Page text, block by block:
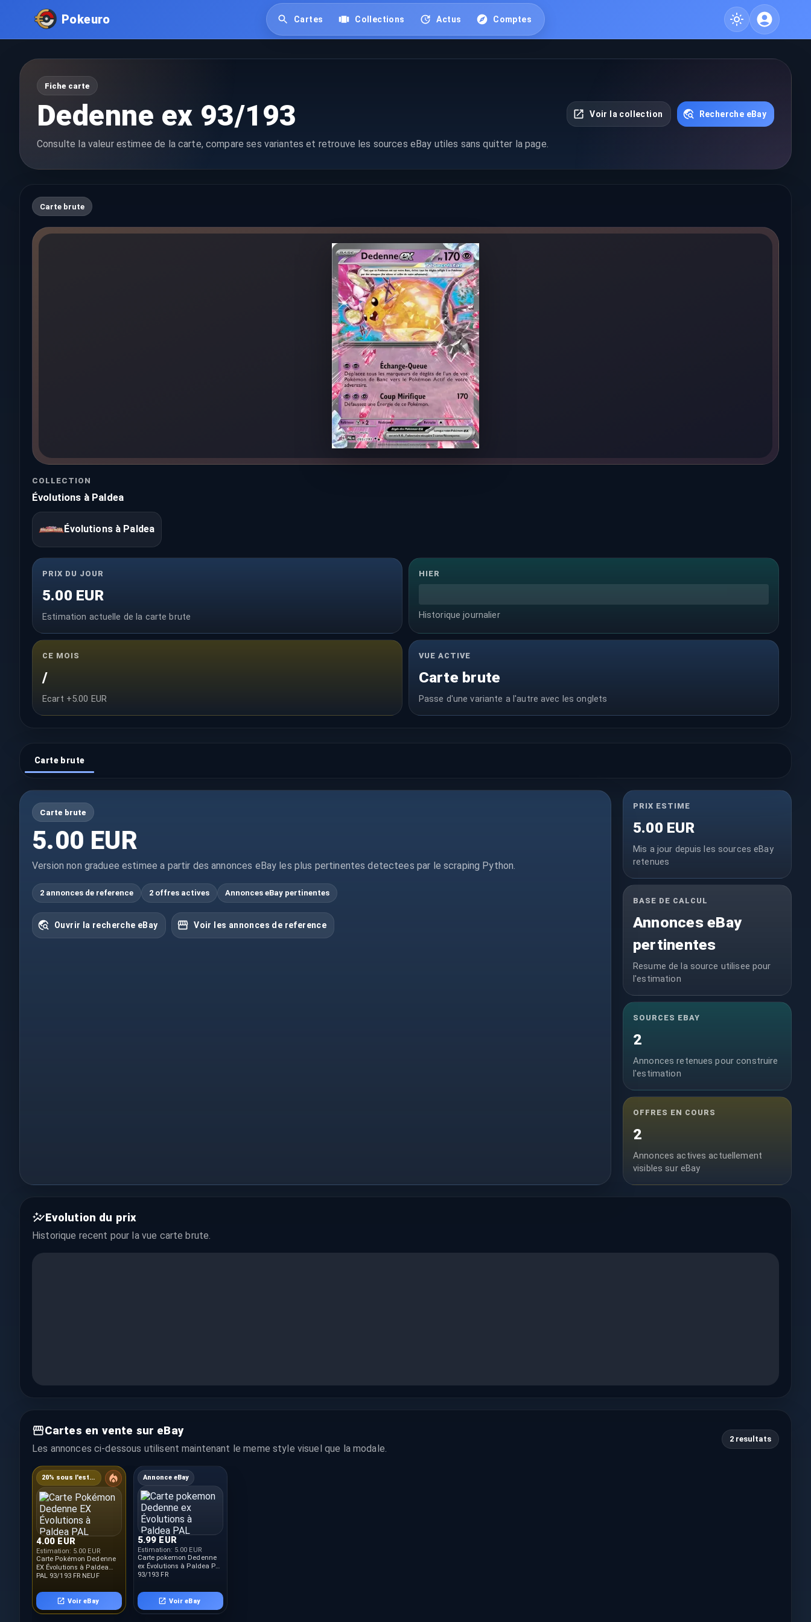
Pokeuro Cartes Collections Actus Comptes
Fiche carte
Dedenne ex 93/193
Consulte la valeur estimee de la carte, compare ses variantes et retrouve les sources eBay utiles sans quitter la page.
Voir la collection Recherche eBay
Carte brute
COLLECTION
Évolutions à Paldea
Évolutions à Paldea
PRIX DU JOUR
5.00 EUR
Estimation actuelle de la carte brute
HIER
Historique journalier
CE MOIS
/
Ecart +5.00 EUR
VUE ACTIVE
Carte brute
Passe d'une variante a l'autre avec les onglets
Carte brute
Carte brute
5.00 EUR
Version non graduee estimee a partir des annonces eBay les plus pertinentes detectees par le scraping Python.
2 annonces de reference 2 offres actives Annonces eBay pertinentes
Ouvrir la recherche eBay Voir les annonces de reference
PRIX ESTIME
5.00 EUR
Mis a jour depuis les sources eBay
retenues
BASE DE CALCUL
Annonces eBay
pertinentes
Resume de la source utilisee pour
l'estimation
SOURCES EBAY
2
Annonces retenues pour construire
l'estimation
OFFRES EN COURS
2
Annonces actives actuellement
visibles sur eBay
Evolution du prix
Historique recent pour la vue carte brute
Cartes en vente sur eBay
Les annonces ci-dessous utilisent maintenant le meme style visuel que la modale.
2 resultats
20% sous l'estimation
4.00 EUR
Estimation: 5.00 EUR
Carte Pokémon Dedenne
EX Évolutions à Paldea
PAL 93/193 FR NEUF
Voir eBay
Annonce eBay
5.99 EUR
Estimation: 5.00 EUR
Carte pokemon Dedenne
ex Évolutions à Paldea PAL
93/193 FR
Voir eBay